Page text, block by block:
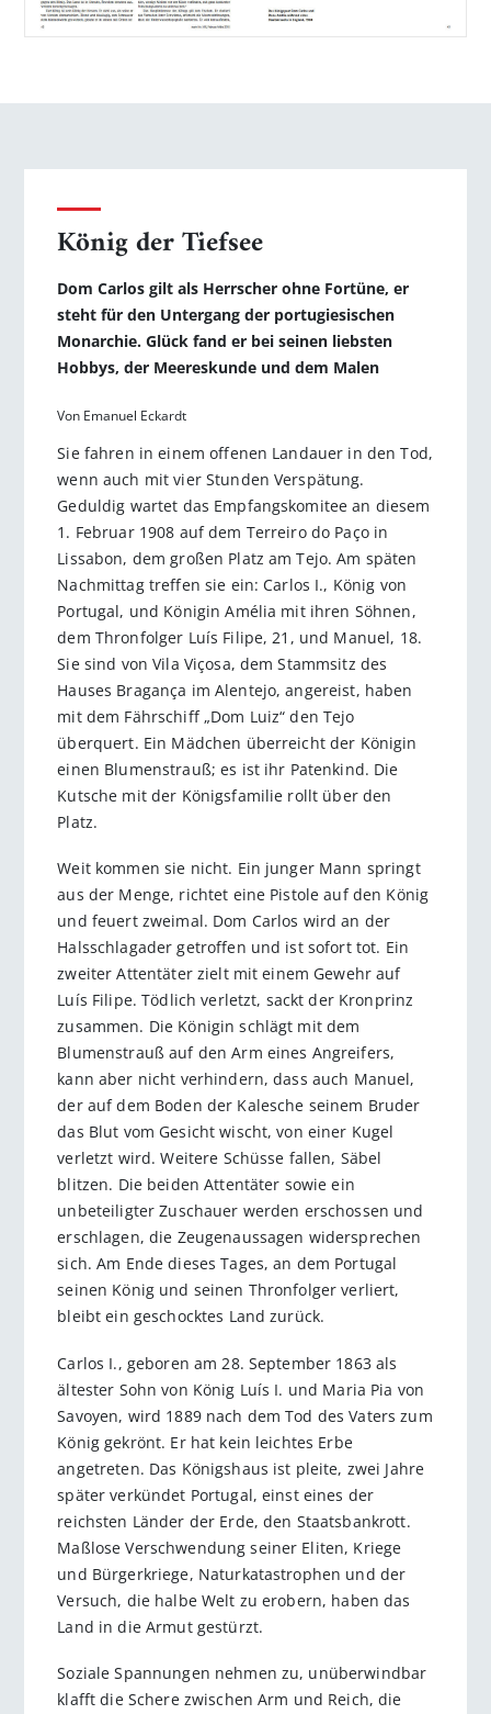
König der Tiefsee
Dom Carlos gilt als Herrscher ohne Fortüne, er
steht für den Untergang der portugiesischen
Monarchie. Glück fand er bei seinen liebs­ten
Hobbys, der Meereskunde und dem Malen
Von Emanuel Eckardt
Sie fahren in einem offenen Landauer in den Tod,
wenn auch mit vier Stunden Verspätung.
Geduldig wartet das Empfangskomitee an diesem
1. Februar 1908 auf dem Terreiro do Paço in
Lissabon, dem großen Platz am Tejo. Am späten
Nachmittag treffen sie ein: Carlos I., König von
Portugal, und Königin Amélia mit ihren Söhnen,
dem Thronfolger Luís Filipe, 21, und Manuel, 18.
Sie sind von Vila Viçosa, dem Stammsitz des
Hauses Bragança im Alentejo, angereist, haben
mit dem Fährschiff „Dom Luiz“ den Tejo
überquert. Ein Mädchen überreicht der Königin
einen Blumenstrauß; es ist ihr Patenkind. Die
Kutsche mit der Königsfamilie rollt über den
Platz.
Weit kommen sie nicht. Ein junger Mann springt
aus der Menge, richtet eine Pistole auf den König
und feuert zweimal. Dom Carlos wird an der
Halsschlagader getroffen und ist sofort tot. Ein
zweiter Attentäter zielt mit einem Gewehr auf
Luís Filipe. Tödlich verletzt, sackt der Kronprinz
zusammen. Die Königin schlägt mit dem
Blumenstrauß auf den Arm eines Angreifers,
kann aber nicht verhindern, dass auch Manuel,
der auf dem Boden der Kalesche seinem Bruder
das Blut vom Gesicht wischt, von einer Kugel
verletzt wird. Weitere Schüsse fallen, Säbel
blitzen. Die beiden Attentäter sowie ein
unbeteiligter Zuschauer werden erschossen und
erschlagen, die Zeugenaussagen widersprechen
sich. Am Ende dieses Tages, an dem Portugal
seinen König und seinen Thronfolger verliert,
bleibt ein geschocktes Land zurück.
Carlos I., geboren am 28. September 1863 als
ältester Sohn von König Luís I. und Maria Pia von
Savoyen, wird 1889 nach dem Tod des Vaters zum
König gekrönt. Er hat kein leichtes Erbe
angetreten. Das Königshaus ist pleite, zwei Jahre
später verkündet Portugal, einst eines der
reichsten Länder der Erde, den Staatsbankrott.
Maßlose Verschwendung seiner Eliten, Kriege
und Bürgerkriege, Naturkatastrophen und der
Versuch, die halbe Welt zu erobern, haben das
Land in die Armut gestürzt.
Soziale Spannungen nehmen zu, unüberwindbar
klafft die Schere zwischen Arm und Reich, die